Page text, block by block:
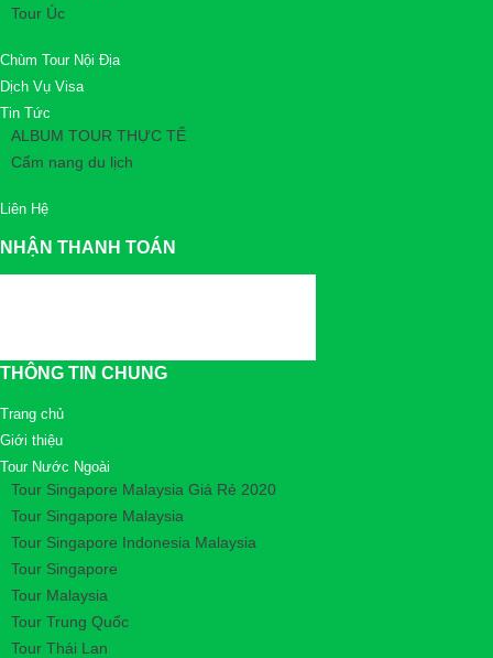
Tour Úc
Chùm Tour Nội Địa
Dịch Vụ Visa
Tin Tức
ALBUM TOUR THỰC TẾ
Cẩm nang du lịch
Liên Hệ
NHẬN THANH TOÁN
THÔNG TIN CHUNG
Trang chủ
Giới thiệu
Tour Nước Ngoài
Tour Singapore Malaysia Giá Rẻ 2020
Tour Singapore Malaysia
Tour Singapore Indonesia Malaysia
Tour Singapore
Tour Malaysia
Tour Trung Quốc
Tour Thái Lan